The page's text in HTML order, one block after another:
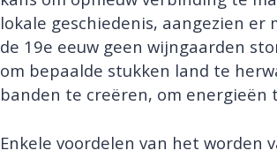
lokale geschiedenis, aangezien
de 19e eeuw geen wijngaarden
om bepaalde stukken land te
banden te creëren, om
Enkele voordelen van het worden